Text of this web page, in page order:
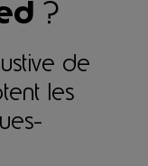
?
de
les